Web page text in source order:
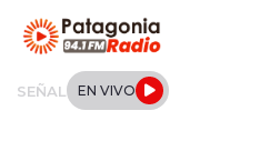
SEÑAL EN VIVO